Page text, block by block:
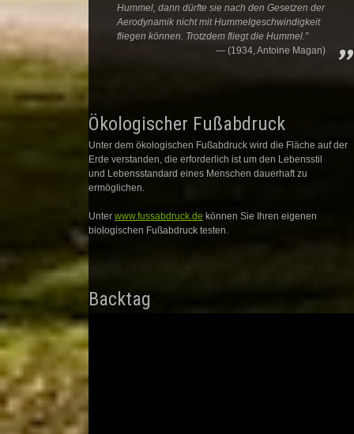
Hummel, dann dürfte sie nach den Gesetzen der
Aerodynamik nicht mit Hummelgeschwindigkeit
fliegen können. Trotzdem fliegt die Hummel.”
(1934, Antoine Magan)
Ökologischer Fußabdruck
Unter dem ökologischen Fußabdruck wird die Fläche auf der
Erde verstanden, die erforderlich ist um den Lebensstil
und Lebensstandard eines Menschen dauerhaft zu
ermöglichen.
Unter www.fussabdruck.de können Sie Ihren eigenen
biologischen Fußabdruck testen.
Backtag